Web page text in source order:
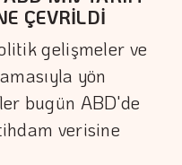
ÇEVRİLDİ
gelişmeler ve
yön
bugün ABD'de
verisine